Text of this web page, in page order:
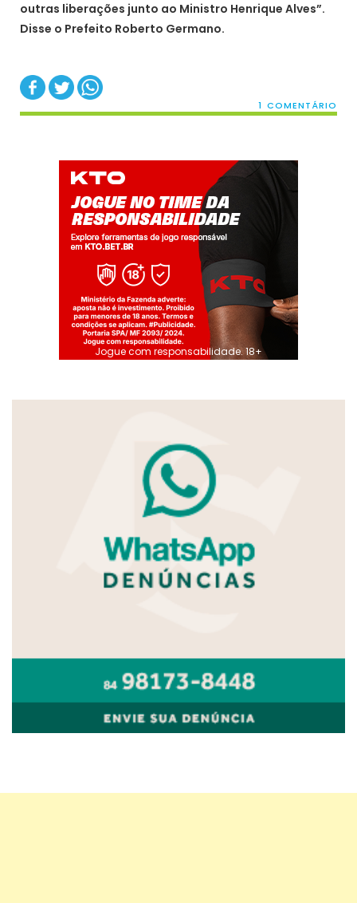
outras liberações junto ao Ministro Henrique Alves”.
Disse o Prefeito Roberto Germano.
1 COMENTÁRIO
Jogue com responsabilidade. 18+